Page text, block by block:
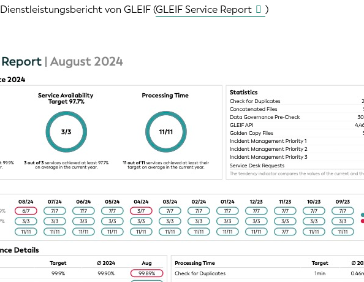
Dienstleistungsbericht von GLEIF (GLEIF Service Report )